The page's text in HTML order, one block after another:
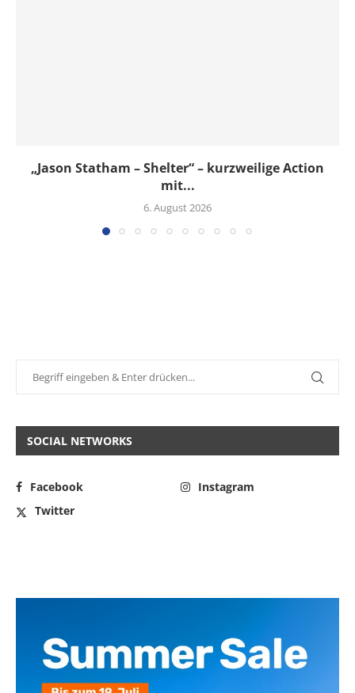
„Jason Statham – Shelter“ – kurzweilige Action
mit...
6. August 2026
SOCIAL NETWORKS
Facebook
Instagram
Twitter